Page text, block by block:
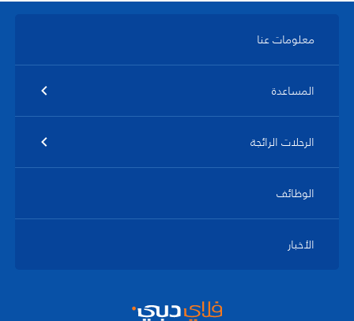
معلومات عنا
المساعدة
الرحلات الرائجة
الوظائف
الأخبار